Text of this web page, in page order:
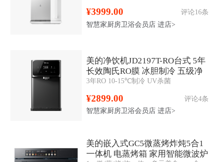
¥3999.00
评论16条
智慧家厨房卫浴会员店 进店>
美的净饮机JD2197T-RO台式 5年
长效陶氏RO膜 冰胆制冷 五级净
滤
3年RO 10-15℃制冷 UV杀菌
¥2899.00
评论4条
智慧家厨房卫浴会员店 进店>
美的嵌入式GC5微蒸烤炸炖5合1
一体机 电蒸烤箱 家用智能微波炉